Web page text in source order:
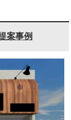
案事例